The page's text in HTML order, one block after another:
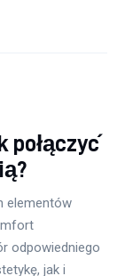
połączyć
elementów
odpowiedniego
jak i